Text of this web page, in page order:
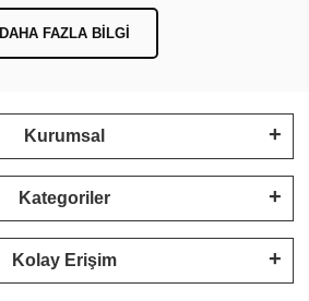
DAHA FAZLA BILGI
Kurumsal
Kategoriler
Kolay Erişim